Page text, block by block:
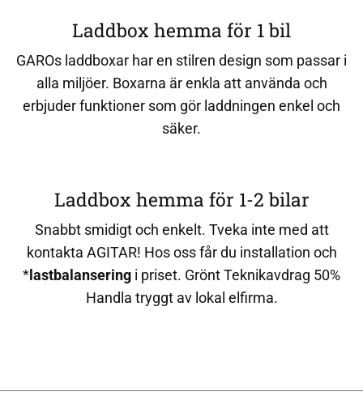
Laddbox hemma för 1 bil
GAROs laddboxar har en stilren design som passar i
alla miljöer. Boxarna är enkla att använda och
erbjuder funktioner som gör laddningen enkel och
säker.
Laddbox hemma för 1-2 bilar
Snabbt smidigt och enkelt. Tveka inte med att
kontakta AGITAR! Hos oss får du installation och
* lastbalansering i priset. Grönt Teknikavdrag 50%
Handla tryggt av lokal elfirma.